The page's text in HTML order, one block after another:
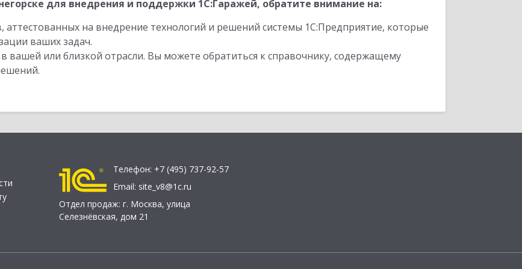
для внедрения и поддержки 1С:Гаражей, обратите внимание на:
аттестованных на внедрение технологий и решений системы 1С:Предприятие, которые
ваших задач.
вашей или близкой отрасли. Вы можете обратиться к справочнику, содержащему
Телефон: +7 (495) 737-92-57
Email: site_v8@1c.ru
Отдел продаж: г. Москва, улица
Селезнёвская, дом 21